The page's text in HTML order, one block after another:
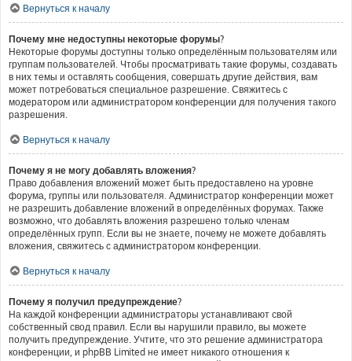
Вернуться к началу
Почему мне недоступны некоторые форумы?
Некоторые форумы доступны только определённым пользователям или
группам пользователей. Чтобы просматривать такие форумы, создавать
в них темы и оставлять сообщения, совершать другие действия, вам
может потребоваться специальное разрешение. Свяжитесь с
модератором или администратором конференции для получения такого
разрешения.
Вернуться к началу
Почему я не могу добавлять вложения?
Право добавления вложений может быть предоставлено на уровне
форума, группы или пользователя. Администратор конференции может
не разрешить добавление вложений в определённых форумах. Также
возможно, что добавлять вложения разрешено только членам
определённых групп. Если вы не знаете, почему не можете добавлять
вложения, свяжитесь с администратором конференции.
Вернуться к началу
Почему я получил предупреждение?
На каждой конференции администраторы устанавливают свой
собственный свод правил. Если вы нарушили правило, вы можете
получить предупреждение. Учтите, что это решение администратора
конференции, и phpBB Limited не имеет никакого отношения к